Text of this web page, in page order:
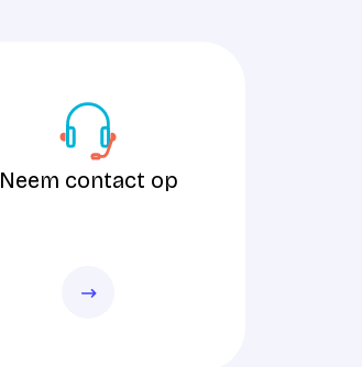
Neem contact op